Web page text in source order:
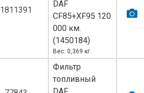
1811391
DAF
СF85+XF95 120
000 км.
(1450184)
Вес: 0,369 кг.
Фильтр
топливный